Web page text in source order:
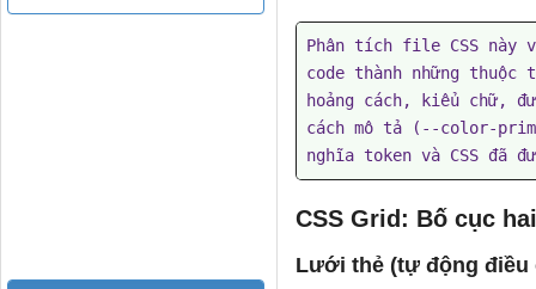
Phân tích file CSS
code thành những thuộc
hoảng cách, kiểu chữ,
cách mô tả (--color-
nghĩa token và CSS đã
CSS Grid: Bố cục
Lưới thẻ (tự động điều